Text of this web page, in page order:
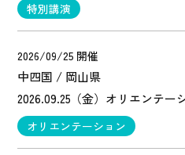
特別講演
2026/09/25 開催
中四国 / 岡山県
2026.09.25（金）オリエンテー
オリエンテーション